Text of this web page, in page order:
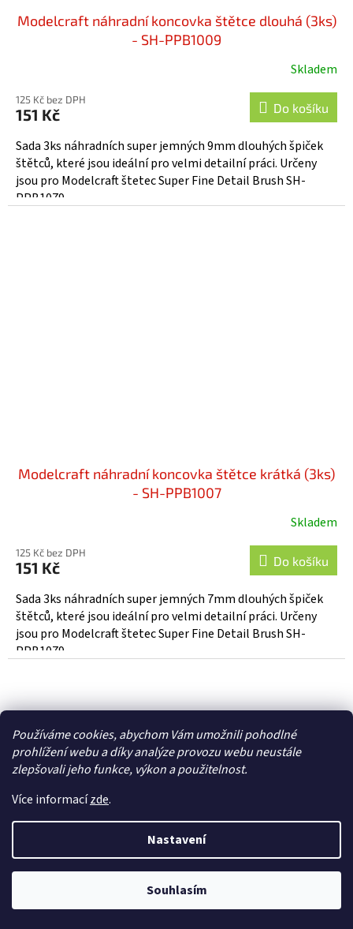
Používáme cookies, abychom Vám umožnili pohodlné
prohlížení webu a díky analýze provozu webu neustále
zlepšovali jeho funkce, výkon a použitelnost.
Více informacízde.
Nastavení
Souhlasím
Modelcraft náhradní koncovka štětce dlouhá (3ks)
- SH-PPB1009
Skladem
125 Kč bez DPH
151 Kč Do košíku
Sada 3ks náhradních super jemných 9mm dlouhých špiček
štětců, které jsou ideální pro velmi detailní práci. Určeny
jsou pro Modelcraft štetec Super Fine Detail Brush SH-
PPB1079....
Modelcraft náhradní koncovka štětce krátká (3ks)
- SH-PPB1007
Skladem
125 Kč bez DPH
151 Kč Do košíku
Sada 3ks náhradních super jemných 7mm dlouhých špiček
štětců, které jsou ideální pro velmi detailní práci. Určeny
jsou pro Modelcraft štetec Super Fine Detail Brush SH-
PPB1079....